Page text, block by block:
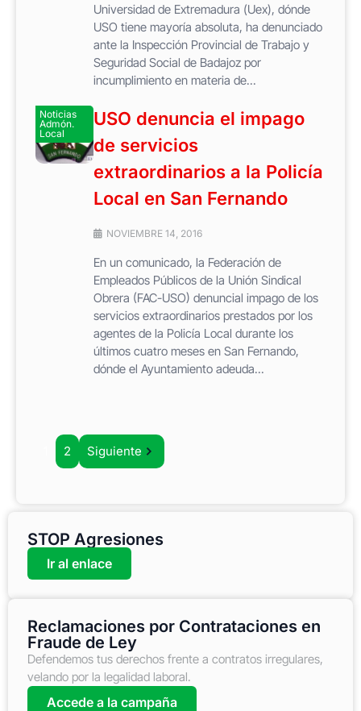
Universidad de Extremadura (Uex), dónde
USO tiene mayoría absoluta, ha denunciado
ante la Inspección Provincial de Trabajo y
Seguridad Social de Badajoz por
incumplimiento en materia de...
Noticias
Admón.
Local
USO denuncia el impago
de servicios
extraordinarios a la Policía
Local en San Fernando
NOVIEMBRE 14, 2016
En un comunicado, la Federación de
Empleados Públicos de la Unión Sindical
Obrera (FAC-USO) denuncial impago de los
servicios extraordinarios prestados por los
agentes de la Policía Local durante los
últimos cuatro meses en San Fernando,
dónde el Ayuntamiento adeuda...
2 Siguiente
STOP Agresiones
Ir al enlace
Reclamaciones por Contrataciones en
Fraude de Ley
Defendemos tus derechos frente a contratos irregulares,
velando por la legalidad laboral.
Accede a la campaña